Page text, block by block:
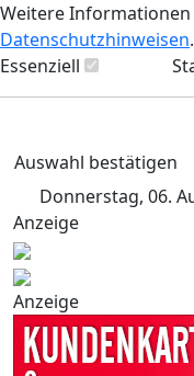
Weitere
Datenschutzhinweisen.
Essenziell
Auswahl bestätigen
Donnerstag, 06.
Anzeige
Anzeige